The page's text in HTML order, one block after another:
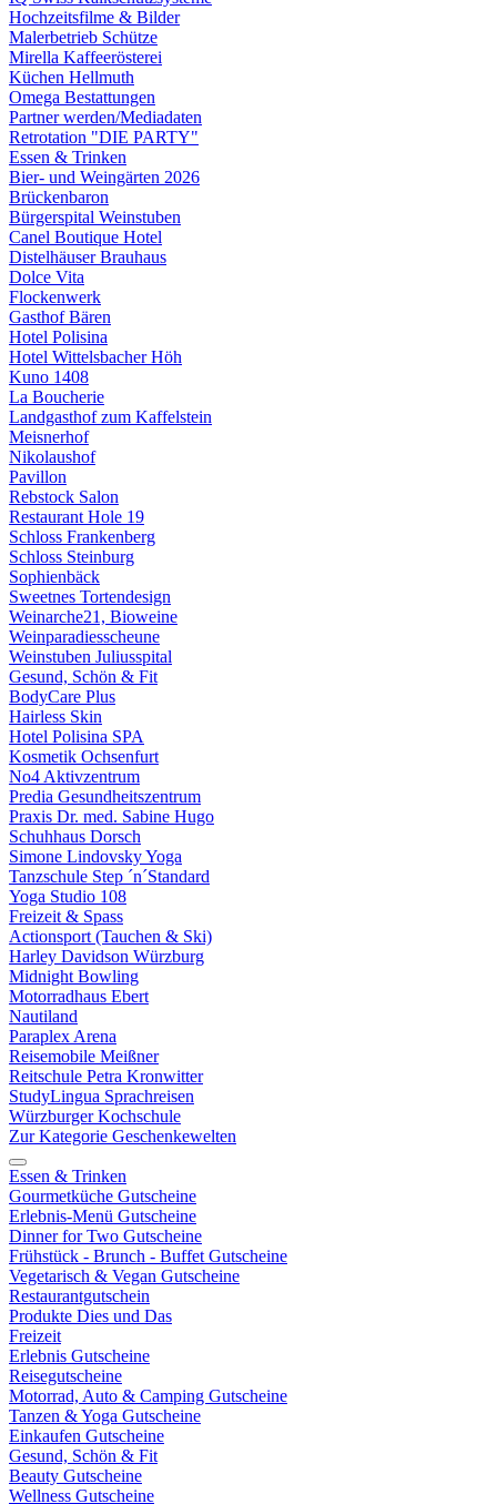
Hochzeitsfilme & Bilder
Malerbetrieb Schütze
Mirella Kaffeerösterei
Küchen Hellmuth
Omega Bestattungen
Partner werden/Mediadaten
Retrotation "DIE PARTY"
Essen & Trinken
Bier- und Weingärten 2026
Brückenbaron
Bürgerspital Weinstuben
Canel Boutique Hotel
Distelhäuser Brauhaus
Dolce Vita
Flockenwerk
Gasthof Bären
Hotel Polisina
Hotel Wittelsbacher Höh
Kuno 1408
La Boucherie
Landgasthof zum Kaffelstein
Meisnerhof
Nikolaushof
Pavillon
Rebstock Salon
Restaurant Hole 19
Schloss Frankenberg
Schloss Steinburg
Sophienbäck
Sweetnes Tortendesign
Weinarche21, Bioweine
Weinparadiesscheune
Weinstuben Juliusspital
Gesund, Schön & Fit
BodyCare Plus
Hairless Skin
Hotel Polisina SPA
Kosmetik Ochsenfurt
No4 Aktivzentrum
Predia Gesundheitszentrum
Praxis Dr. med. Sabine Hugo
Schuhhaus Dorsch
Simone Lindovsky Yoga
Tanzschule Step ´n´Standard
Yoga Studio 108
Freizeit & Spass
Actionsport (Tauchen & Ski)
Harley Davidson Würzburg
Midnight Bowling
Motorradhaus Ebert
Nautiland
Paraplex Arena
Reisemobile Meißner
Reitschule Petra Kronwitter
StudyLingua Sprachreisen
Würzburger Kochschule
Zur Kategorie Geschenkewelten
Essen & Trinken
Gourmetküche Gutscheine
Erlebnis-Menü Gutscheine
Dinner for Two Gutscheine
Frühstück - Brunch - Buffet Gutscheine
Vegetarisch & Vegan Gutscheine
Restaurantgutschein
Produkte Dies und Das
Freizeit
Erlebnis Gutscheine
Reisegutscheine
Motorrad, Auto & Camping Gutscheine
Tanzen & Yoga Gutscheine
Einkaufen Gutscheine
Gesund, Schön & Fit
Beauty Gutscheine
Wellness Gutscheine